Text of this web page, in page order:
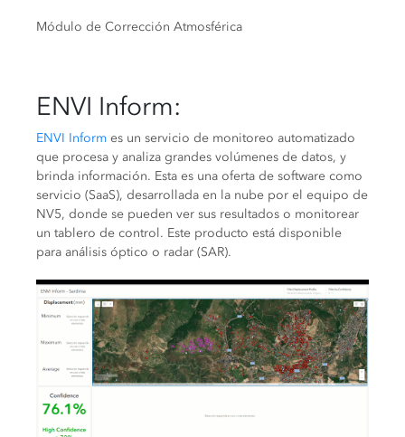
Módulo de Corrección Atmosférica
ENVI Inform:
ENVI Inform es un servicio de monitoreo automatizado
que procesa y analiza grandes volúmenes de datos, y
brinda información. Esta es una oferta de software como
servicio (SaaS), desarrollada en la nube por el equipo de
NV5, donde se pueden ver sus resultados o monitorear
un tablero de control. Este producto está disponible
para análisis óptico o radar (SAR).